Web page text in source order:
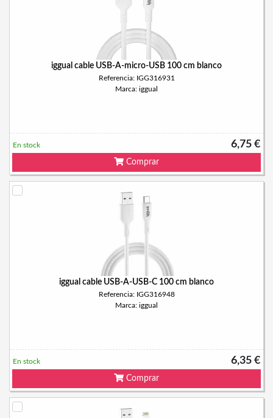
iggual cable USB-A-micro-USB 100 cm blanco
Referencia: IGG316931
Marca: iggual
6,75 €
En stock
Comprar
iggual cable USB-A-USB-C 100 cm blanco
Referencia: IGG316948
Marca: iggual
6,35 €
En stock
Comprar